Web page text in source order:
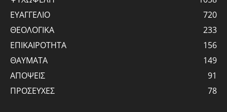
ΕΥΑΓΓΕΛΙΟ
720
ΘΕΟΛΟΓΙΚΑ
233
ΕΠΙΚΑΙΡΟΤΗΤΑ
156
ΘΑΥΜΑΤΑ
149
ΑΠΟΨΕΙΣ
91
ΠΡΟΣΕΥΧΕΣ
78